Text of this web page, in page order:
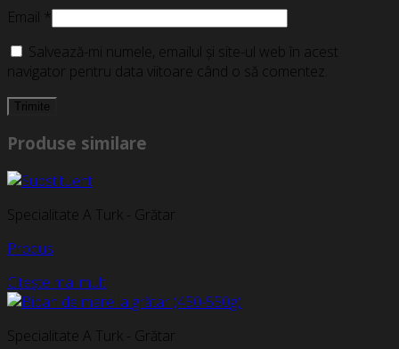
Email *
Salvează-mi numele, emailul și site-ul web în acest
navigator pentru data viitoare când o să comentez.
Produse similare
Specialitate A Turk - Grătar
Produs
Citește mai mult
Specialitate A Turk - Grătar